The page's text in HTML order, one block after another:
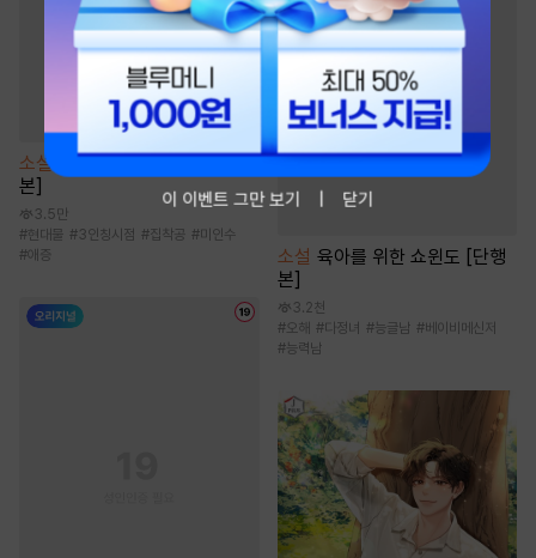
소설
[BL] 언페어 헤이터 [단행
본]
3.5만
#현대물 #3인칭시점 #집착공 #미인수
#애증 소설 육아를 위한 쇼윈도 [단행
본]
3.2천
#오해 #다정녀 #능글남 #베이비메신저
#능력남
이 이벤트 그만 보기 닫기